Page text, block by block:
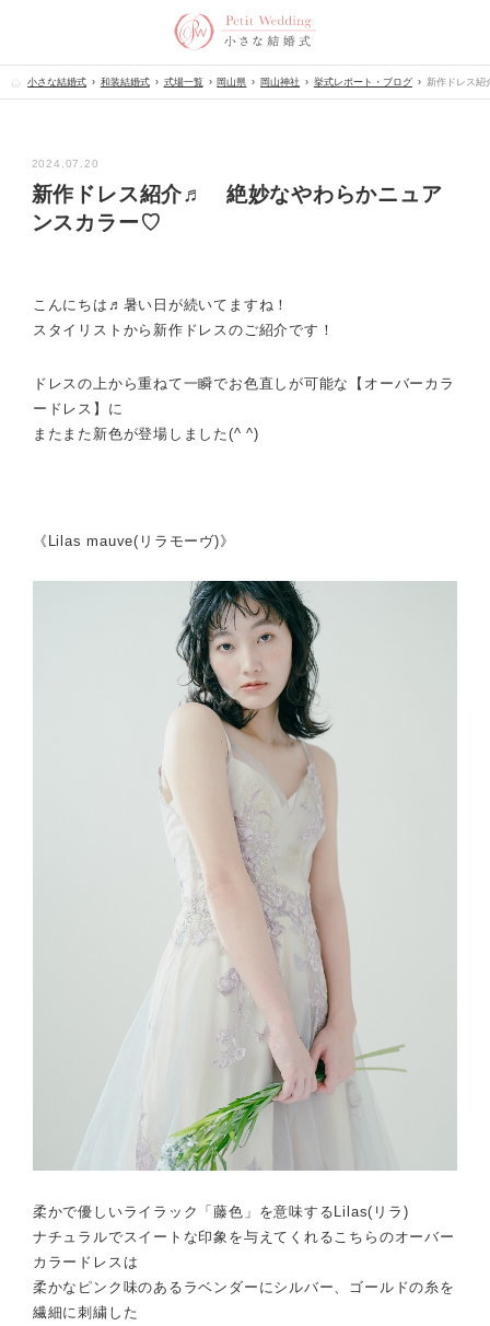
小さな結婚式 和装結婚式 式場一覧 岡山県 岡山神社 挙式レポート・ブログ 新作ドレス
2024.07.20
新作ドレス紹介♬ 絶妙なやわらかニュア
ンスカラー♡
こんにちは♬暑い日が続いてますね！
スタイリストから新作ドレスのご紹介です！
ドレスの上から重ねて一瞬でお色直しが可能な【オーバーカラ
ードレス】に
またまた新色が登場しました(^ ^)
《Lilas mauve(リラモーヴ)》
柔かで優しいライラック「藤色」を意味するLilas(リラ)
ナチュラルでスイートな印象を与えてくれるこちらのオーバー
カラードレスは
柔かなピンク味のあるラベンダーにシルバー、ゴールドの糸を
繊細に刺繍した